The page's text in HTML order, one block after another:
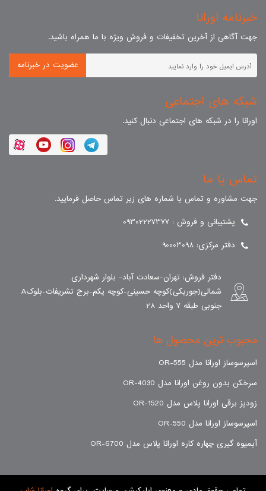
خبرنامه اورانا
جهت آگاهی از آخرین تخفیفات و فروش ویژه با ما همراه باشید.
عضویت در خبرنامه
شبکه های اجتماعی
اورانا را در شبکه های اجتماعی دنبال کنید.
تماس با ما
جهت مشاوره و تماس با شماره های زیر تماس حاصل فرمایید.
پشتیبانی و فروش : 09302227377
دفتر مرکزی: 90003098
دفتر فروش: تهران-سعادت آباد- بلوار شهرداری
شمالی(جوریکی)کوچه حسینی-کوچه یکم-برج تشریفات-بلوکA
جنوبی طبقه 7 واحد 28
محبوب ترین محصول ها
اسپرسوساز اورانا مدل OR-555
سرخکن بدون روغن اورانا مدل OR-4030
زودپز برقی اورانا پلاس مدل OR-1520
اسپرسوساز اورانا مدل OR-550
آبمیوه گیری چهاره کاره اورانا پلاس مدل OR-6700